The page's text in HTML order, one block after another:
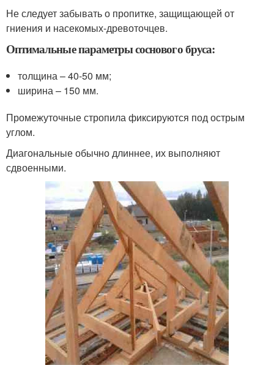
Не следует забывать о пропитке, защищающей от
гниения и насекомых-древоточцев.
Оптимальные параметры соснового бруса:
толщина – 40-50 мм;
ширина – 150 мм.
Промежуточные стропила фиксируются под острым
углом.
Диагональные обычно длиннее, их выполняют
сдвоенными.